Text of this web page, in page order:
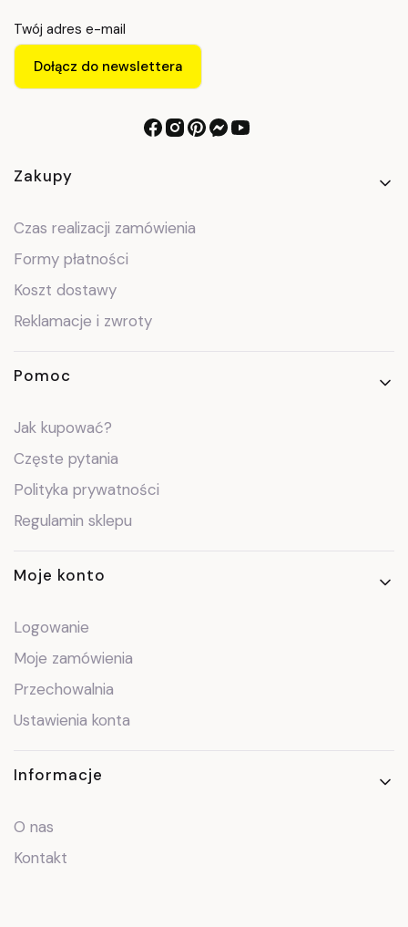
Twój adres e-mail
Dołącz do newslettera
Linki w stopce
Zakupy
Czas realizacji zamówienia
Formy płatności
Koszt dostawy
Reklamacje i zwroty
Pomoc
Jak kupować?
Częste pytania
Polityka prywatności
Regulamin sklepu
Moje konto
Logowanie
Moje zamówienia
Przechowalnia
Ustawienia konta
Informacje
O nas
Kontakt